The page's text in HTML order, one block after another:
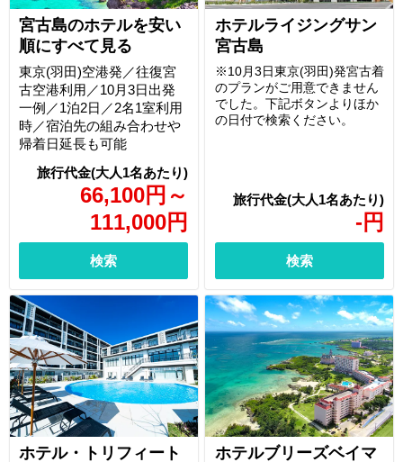
宮古島のホテルを安い
順にすべて見る
66,100円 ～
111,000円
東京(羽田)空港発／往復宮
古空港利用／10月3日出発
一例／1泊2日／2名1室利用
時／宿泊先の組み合わせや
帰着日延長も可能
検索
ホテルライジングサン
宮古島
- 円
※10月3日東京(羽田)発宮古着
のプランがご用意できません
でした。下記ボタンよりほか
の日付で検索ください。
検索
ホテル・トリフィート
ホテルブリーズベイマ